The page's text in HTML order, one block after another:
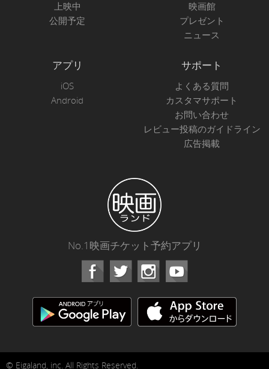
上映中
公開予定
映画館
プレゼント
ニュース
アプリ
iOS
Android
サポート
よくある質問
カスタマサポート
お問い合わせ
レビュー投稿のガイドライン
広告掲載
No.1映画チケット予約アプリ
Facebook Instagram
© Eigaland, inc. All Rights Reserved.